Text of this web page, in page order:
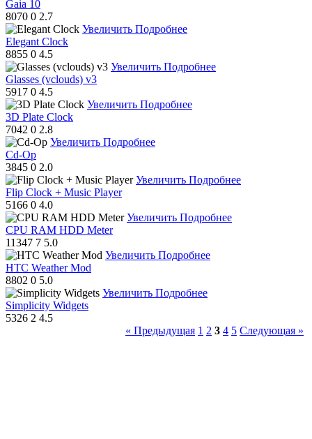
Gaia 10
8070 0 2.7
Увеличить Подробнее
Elegant Clock
8855 0 4.5
Увеличить Подробнее
Glasses (vclouds) v3
5917 0 4.5
Увеличить Подробнее
3D Plate Clock
7042 0 2.8
Увеличить Подробнее
Cd-Op
3845 0 2.0
Увеличить Подробнее
Flip Clock + Music Player
5166 0 4.0
Увеличить Подробнее
CPU RAM HDD Meter
11347 7 5.0
Увеличить Подробнее
HTC Weather Mod
8802 0 5.0
Увеличить Подробнее
Simplicity Widgets
5326 2 4.5
« Предыдущая 1 2 3 4 5 Следующая »